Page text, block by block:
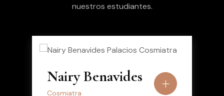
nuestros estudiantes.
Nairy Benavides
Cosmiatra